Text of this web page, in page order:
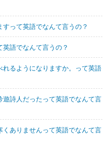
って英語でなんて言うの？
語でなんて言うの？
るようになりますか。って英語
詩人だったって英語でなんて言
ありませんって英語でなんて言